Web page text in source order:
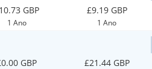
GBP
1 Ano
£9.19 GBP
1 Ano
GBP £21.44 GBP